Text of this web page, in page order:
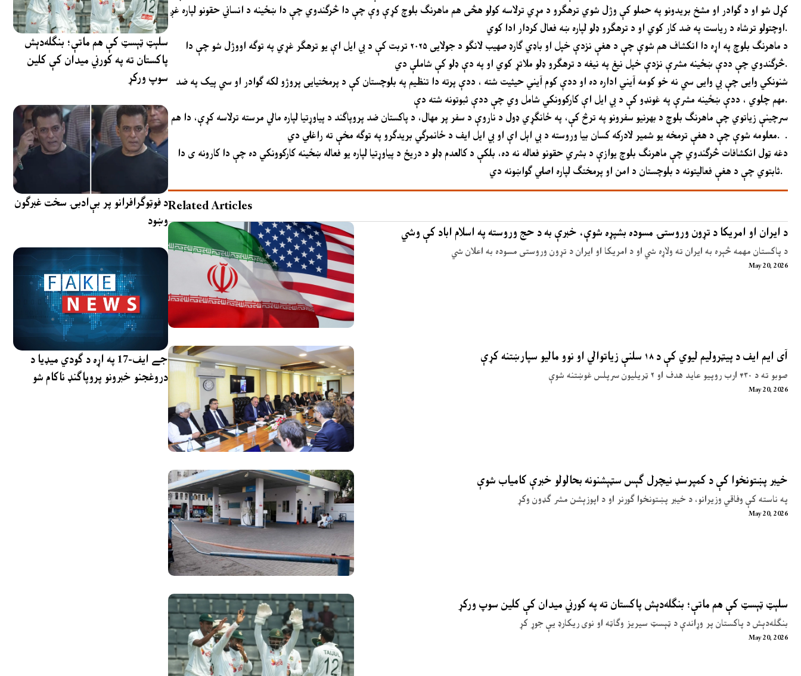
سلېټ ټېسټ کې هم ماتې؛ بنګله‌دېش
پاکستان ته په کورني میدان کې کلین
سوپ ورکړ
د فوټوګرافرانو پر بې‌ادبۍ سخت غبرګون
وښود
جے ایف-17 په اړه د ګودي میډیا د
دروغجنو خبرونو پروپاګنډ ناکام شو
کړل شو او د ګوادر او مشخ بریدونو په حملو کې وژل شوي ترهګرو د مړي ترلاسه کولو هڅی هم ماهرنګ بلوچ کړې وې چې دا څرګندوي چې دا ښځینه د انساني حقونو لپاره غږ
اوچتولو ترشاه د ریاست په ضد کار کوي او د ترهګرو ډلو لپاره ښه فعال کردار ادا کوي.
د ماهرنګ بلوچ په اړه دا انکشاف هم شوې چې د هغې نزدې خپل او باډي ګارډ صهیب لانګو د جولایی ۲۰۲۵ تربت کې د بي ایل اې یو ترهګر غړي په توګه اووژل شو چې دا
څرګندوي چې ددې ښځینه مشرې نزدې خپل نیغ په نیغه د ترهګرو ډلو ملاتړ کوي او په دې ډلو کې شاملې دي.
شنونکي وایی چې بي وایی سي نه خو کومه آیني اداره ده او ددې کوم آیني حیثیت شته ، ددې پرته دا تنظیم په بلوچستان کې د پرمختیایی پروژو لکه ګوادر او سي پیک په ضد
مهم چلوي ، ددې ښځینه مشرې په غونډو کې د بي ایل اې کارکوونکي شامل وي چې ددې ثبوتونه شته دې.
سرچینې زیاتوي چې ماهرنګ بلوچ د بهرنیو سفرونو په ترڅ کې، په ځانګړي ډول د ناروې د سفر پر مهال، د پاکستان ضد پروپاګند د پیاوړتیا لپاره مالي مرسته ترلاسه کړې، دا هم
معلومه شوې چې د هغې ترمخه یو شمیر لادرکه کسان بیا وروسته د بي اېل اې او بي ایل ایف د ځانمرګي بریدګرو په توګه مخې ته راغلي دي. .
دغه ټول انکشافات څرګندوي چې ماهرنګ بلوچ یوازې د بشري حقونو فعاله نه ده، بلکې د کالعدم ډلو د دریځ د پیاوړتیا لپاره یو فعاله ښځینه کارکوونکي ده چې دا کارونه ی دا
ثابتوي چې د هغې فعالیتونه د بلوچستان د امن او پرمختګ لپاره اصلي ګواښونه دي.
Related Articles
د ایران او امریکا د تړون وروستۍ مسوده بشپړه شوې، خبرې به د حج وروسته په اسلام اباد کې وشي
د پاکستان مهمه څېره به ایران ته ولاړه شي او د امریکا او ایران د تړون وروستی مسوده به اعلان شي
May 20, 2026
آی ایم ایف د پیټرولیم لیوي کې د ۱۸ سلنې زیاتوالي او نوو مالیو سپارښتنه کړې
صوبو ته د ۴۳۰ ارب روپیو عاید هدف او ۲ ټریلیون سرپلس غوښتنه شوې
May 20, 2026
خیبر پښتونخوا کې د کمپرسډ نیچرل ګېس سټېشنونه بحالولو خبرې کامیاب شوې
په ناسته کې وفاقي وزیرانو، د خیبر پښتونخوا ګورنر او د اپوزېشن مشر ګډون وکړ
May 20, 2026
سلېټ ټېسټ کې هم ماتې؛ بنګله‌دېش پاکستان ته په کورني میدان کې کلین سوپ ورکړ
بنګله‌دېش د پاکستان پر وړاندې د ټېسټ سیریز وګاټه او نوی ریکارډ یې جوړ کړ
May 20, 2026